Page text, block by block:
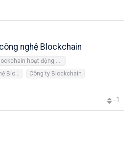
nghệ Blockchain
Blockchain hoạt động như thế nào
Tìm hiểu công nghệ Blockchain
Công ty Blockchain
-1